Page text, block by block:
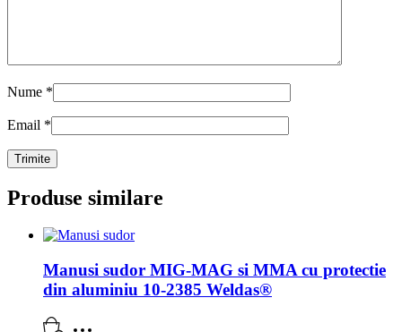
Nume *
Email *
Produse similare
Manusi sudor MIG-MAG si MMA cu protectie
din aluminiu 10-2385 Weldas®